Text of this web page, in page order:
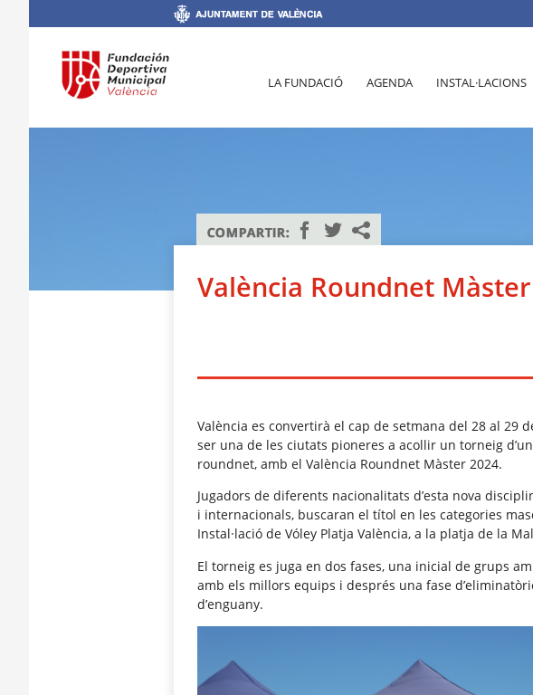
LA FUNDACIÓ AGENDA INSTAL·LACIONS
València Roundnet
València es convertirà el cap de setmana del 28 al 29
ser una de les ciutats pioneres a acollir un torneig
roundnet, amb el València Roundnet Màster 2024.
Jugadors de diferents nacionalitats d’esta nova
i internacionals, buscaran el títol en les categories
Instal·lació de Vóley Platja València, a la platja de la
El torneig es juga en dos fases, una inicial de grups
amb els millors equips i després una fase
d’enguany.